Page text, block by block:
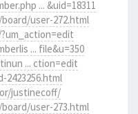
... &uid=18311
user-272.html
... file&u=350
... ction=edit
2423256.html
justinecoff/
user-273.html